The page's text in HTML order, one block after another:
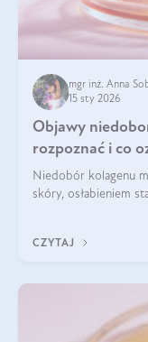
mgr inż. Anna
15 sty 2026
Objawy
rozpoznać i co
Niedobór kolagenu
skóry, osłabieniem
osłabienie włosów.
CZYTAJ